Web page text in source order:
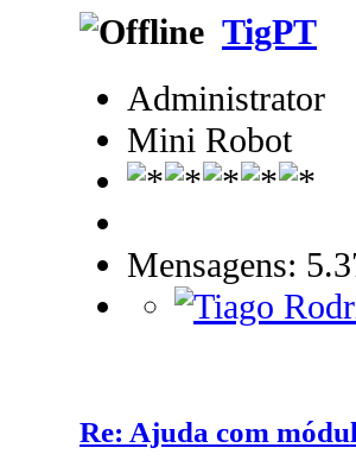
TigPT
Administrator
Mini Robot
Mensagens:
Re: Ajuda com